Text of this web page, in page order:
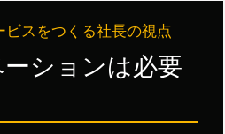
ビスをつくる社長の視点
ションは必要